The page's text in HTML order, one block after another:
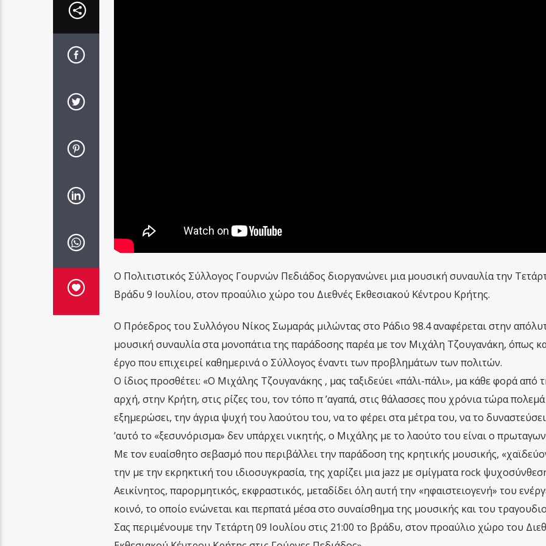
Ο Πολιτιστικός Σύλλογος Γουρνών Πεδιάδος διοργανώνει μια μουσική συναυλία την
Βράδυ 9 Ιουλίου, στον προαύλιο χώρο του Διεθνές Εκθεσιακού Κέντρου Κρήτης.
Ο Πρόεδρος του Συλλόγου Νίκος Σωμαράς μιλώντας στο Ράδιο 98.4 αναφέρεται στην
μουσική συναυλία στα μονοπάτια της παράδοσης παρέα με τον Μιχάλη Τζουγανάκη, όπως
έργο που επιχειρεί καθημερινά ο Σύλλογος έναντι των προβλημάτων των πολιτών.
Ο ίδιος προσθέτει: «Ο Μιχάλης Τζουγανάκης , μας ταξιδεύει «πάλι-πάλι», μα κάθε φορά από
αρχή, στην Κρήτη, στις ρίζες του, τον τόπο π ’αγαπά, στις θάλασσες που χρόνια τώρα
εξημερώσει, την άγρια ψυχή του λαούτου του, να το φέρει στα μέτρα του, να το
’αυτό το «ξεσυνόρισμα» δεν υπάρχει νικητής, ο Μιχάλης με το λαούτο του είναι ο
Με τον ευαίσθητο σεβασμό που περιβάλλει την παράδοση της κρητικής μουσικής,
την με την εκρηκτική του ιδιοσυγκρασία, της χαρίζει μια jazz με σμίγματα rock
Αεικίνητος, παρορμητικός, εκφραστικός, μεταδίδει όλη αυτή την «ηφαιστειογενή» του
κοινό, το οποίο ενώνεται και περπατά μέσα στο συναίσθημα της μουσικής και του
Σας περιμένουμε την Τετάρτη 09 Ιουλίου στις 21:00 το βράδυ, στον προαύλιο χώρο του